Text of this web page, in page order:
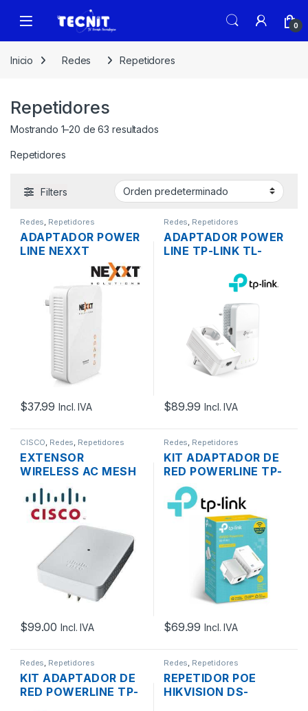
0
Inicio Redes Repetidores
Repetidores
Mostrando 1–20 de 63 resultados
Repetidores
Filters
Redes, Repetidores
ADAPTADOR POWER
LINE NEXXT
SPARX200-W 1 LAN
RECEPTOR ALCANCE
300MBPS
$37.99 Incl. IVA
Redes, Repetidores
ADAPTADOR POWER
LINE TP-LINK TL-
WIRELESS AC1200
GIGABIT ALCANCE
$89.99 Incl. IVA
CISCO, Redes, Repetidores
EXTENSOR
WIRELESS AC MESH
CISCO BUSINESS
CBW142ACM-A-NA
DUAL BAND WAVE2
MU-MIMO 2×2
867MBPS PLUG
PARED
$99.00 Incl. IVA
Redes, Repetidores
KIT ADAPTADOR DE
RED POWERLINE TP-
LINK TL-WPA4220
KIT 300MBPS
AV6000
$69.99 Incl. IVA
Redes, Repetidores
KIT ADAPTADOR DE
RED POWERLINE TP-
Redes, Repetidores
REPETIDOR POE
HIKVISION DS-